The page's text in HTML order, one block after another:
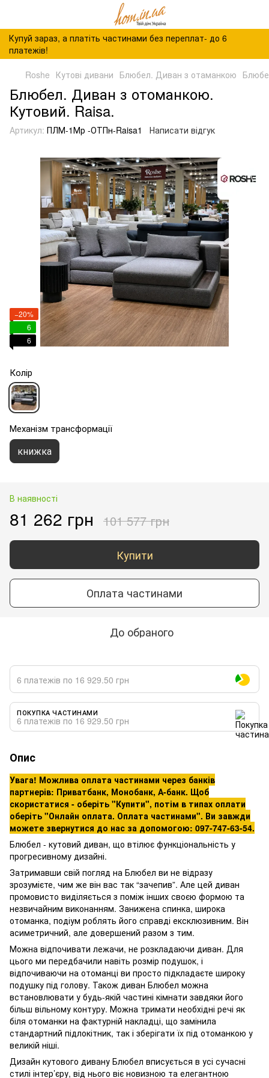
Купуй зараз, а платіть частинами без переплат- до 6
платежів!
Roshe Кутові дивани Блюбел. Диван з отаманкою
Блюбел. Диван з отоманкою.
Кутовий. Raisa.
Артикул: ПЛМ-1Мр -ОТПн-Raisa1 Написати відгук
−20%
6
6
Колір
Механізм трансформації
книжка
В наявності
81 262 грн 101 577 грн
Купити
Оплата частинами
До обраного
6 платежів по 16 929.50 грн
ПОКУПКА ЧАСТИНАМИ
6 платежів по 16 929.50 грн
Опис
Увага! Можлива оплата частинами через банків
партнерів: Приватбанк, Монобанк, А-банк. Щоб
скористатися - оберіть "Купити", потім в типах оплати
оберіть "Онлайн оплата. Оплата частинами". Ви завжди
можете звернутися до нас за допомогою: 097-747-63-54.
Блюбел - кутовий диван, що втілює функціональність у
прогресивному дизайні.
Затримавши свій погляд на Блюбел ви не відразу
зрозумієте, чим же він вас так “зачепив”. Але цей диван
промовисто виділяється з поміж інших своєю формою та
незвичайним виконанням. Занижена спинка, широка
отоманка, подіум роблять його справді ексклюзивним. Він
асиметричний, але довершений разом з тим.
Можна відпочивати лежачи, не розкладаючи диван. Для
цього ми передбачили навіть розмір подушок, і
відпочиваючи на отоманці ви просто підкладаєте широку
подушку під голову. Також диван Блюбел можна
встановлювати у будь-якій частині кімнати завдяки його
більш вільному контуру. Можна тримати необхідні речі як
біля отоманки на фактурній накладці, що замінила
стандартний підлокітник, так і зберігати їх під отоманкою у
великій ніші.
Дизайн кутового дивану Блюбел вписується в усі сучасні
стилі інтер’єру, від нього віє новизною та елегантною